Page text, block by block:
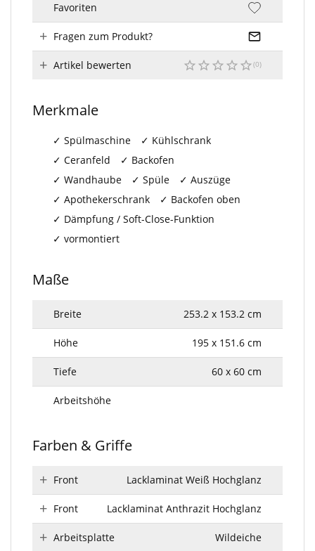
Favoriten
Fragen zum Produkt?
Artikel bewerten
Merkmale
Spülmaschine
Kühlschrank
Ceranfeld
Backofen
Wandhaube
Spüle
Auszüge
Apothekerschrank
Backofen oben
Dämpfung / Soft-Close-Funktion
vormontiert
Maße
Breite 253.2 x 153.2 cm
Höhe 195 x 151.6 cm
Tiefe 60 x 60 cm
Arbeitshöhe
Farben & Griffe
Front Lacklaminat Weiß Hochglanz
Front Lacklaminat Anthrazit Hochglanz
Arbeitsplatte Wildeiche